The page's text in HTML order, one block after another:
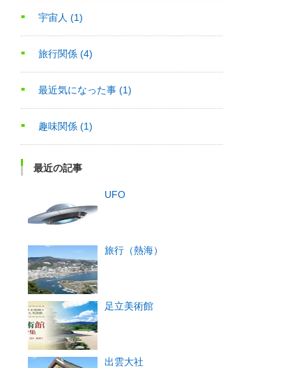
宇宙人 (1)
旅行関係 (4)
最近気になった事 (1)
趣味関係 (1)
最近の記事
UFO
旅行（熱海）
足立美術館
出雲大社